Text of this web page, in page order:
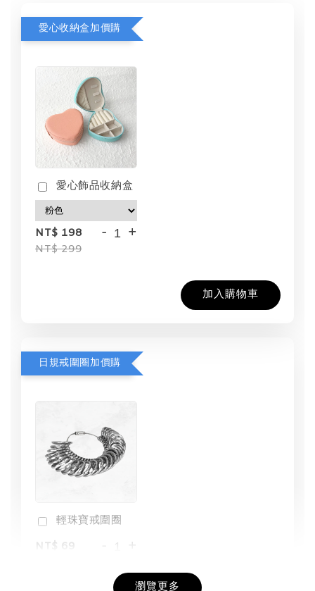
愛心收納盒加價購
愛心飾品收納盒
NT$ 198
NT$ 299
- +
加入購物車
日規戒圍圈加價購
輕珠寶戒圍圈
NT$ 69
+
瀏覽更多